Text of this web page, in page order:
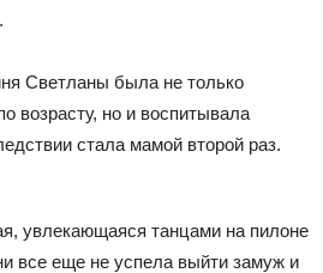
Светланы была не только
возрасту, но и воспитывала
стала мамой второй раз.
увлекающаяся танцами на пилоне
все еще не успела выйти замуж и